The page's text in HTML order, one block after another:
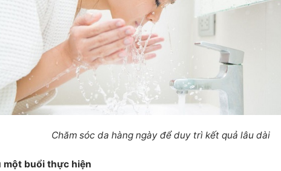
Chăm sóc da hàng ngày để duy trì kết quả lâu dài
một buổi thực hiện